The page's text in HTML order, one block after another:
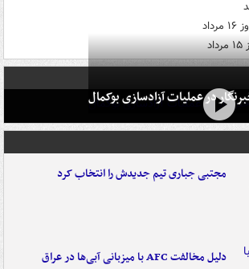
در عملیات آزادسازی بوکمال
مجتبی جباری تیم جدیدش را انتخاب کرد
دلیل مخالفت AFC با میزبانی آبی‌ها در عراق